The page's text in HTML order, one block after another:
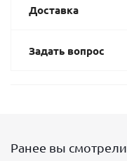
Доставка
Задать вопрос
Ранее вы смотрели